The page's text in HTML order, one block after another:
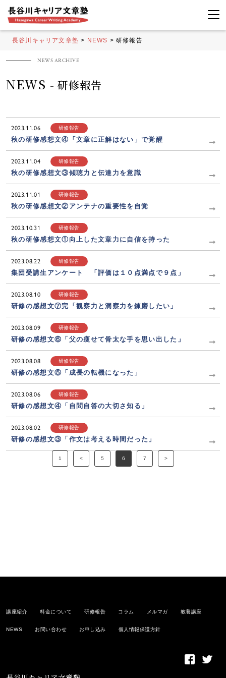
長谷川キャリア文章塾 > NEWS >研修報告
NEWS - 研修報告
2023.11.06 研修報告
秋の研修感想文④「文章に正解はない」で覚醒
2023.11.04 研修報告
秋の研修感想文③傾聴力と伝達力を意識
2023.11.01 研修報告
秋の研修感想文②アンテナの重要性を自覚
2023.10.31 研修報告
秋の研修感想文①向上した文章力に自信を持った
2023.08.22 研修報告
集団受講生アンケート 「評価は１０点満点で９点」
2023.08.10 研修報告
研修の感想文⑦完「観察力と洞察力を錬磨したい」
2023.08.09 研修報告
研修の感想文⑥「父の瘦せて骨太な手を思い出した」
2023.08.08 研修報告
研修の感想文⑤「成長の転機になった」
2023.08.06 研修報告
研修の感想文④「自問自答の大切さ知る」
2023.08.02 研修報告
研修の感想文③「作文は考える時間だった」
1 < 5 6 7 >
講座紹介 料金について 研修報告 コラム メルマガ 教養講座
NEWS お問い合わせ お申し込み 個人情報保護方針